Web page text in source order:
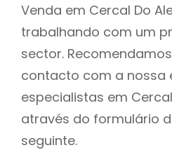
Venda em Cercal Do
trabalhando com um
sector.
contacto com a nossa
especialistas em
através do formulário
seguinte.